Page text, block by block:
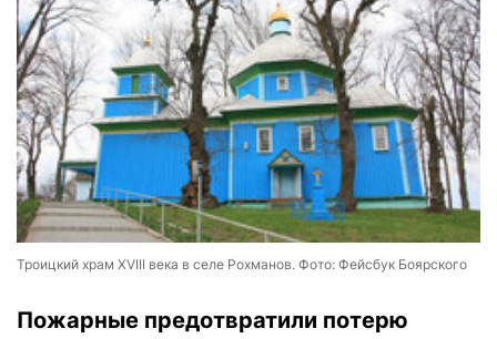
Троицкий храм XVIII века в селе Рохманов. Фото: Фейсбук Боярского
Пожарные предотвратили потерю